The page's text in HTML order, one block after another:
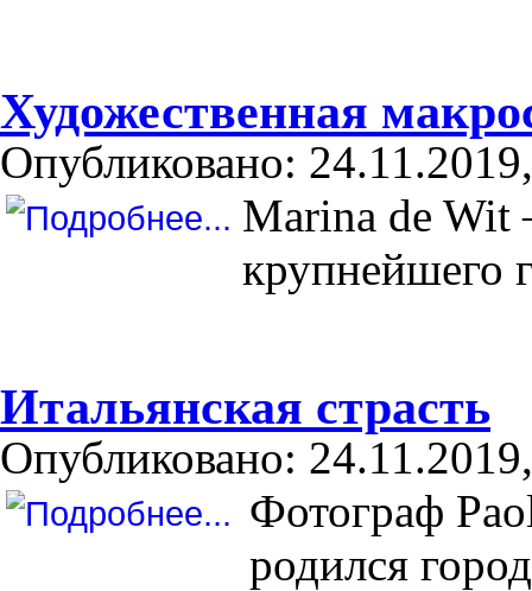
Художественная
Опубликовано:
Marina de Wit
крупнейшего
Итальянская страсть
Опубликовано:
Фотограф
родился